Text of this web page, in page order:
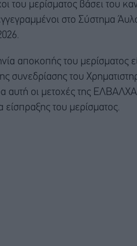
του μερίσματος βάσει του
εγγεγραμμένοι στο Σύστημα
αποκοπής του μερίσματος
συνεδρίασης του
αυτή οι μετοχές της
είσπραξης του μερίσματος.